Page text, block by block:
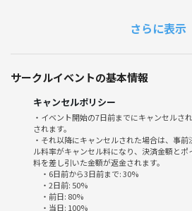
【Place】
新宿周辺のカフェ(後日お伝えします。)
【Charge・参加費】
☆1,500 yen + one order
カフェで行うのでワンオーダー制になりま
イベント後個別会計にてお支払いください。
【参加人数】
さらに表示
サークルイベントの基本情報
キャンセルポリシー
・イベント開始の7日前までにキャンセルさ
されます。
・それ以降にキャンセルされた場合は、事
ル料率がキャンセル料になり、決済金額と
料を差し引いた金額が返金されます。
・6日前から3日前まで: 30%
・2日前: 50%
・前日: 80%
・当日: 100%